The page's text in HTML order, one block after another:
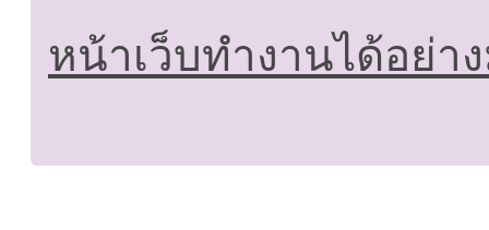
หน้าเว็บทำงานได้อย่า